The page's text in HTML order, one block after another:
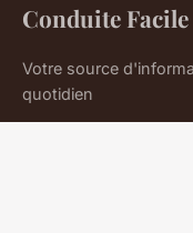
Conduite Facile
Votre source
quotidien